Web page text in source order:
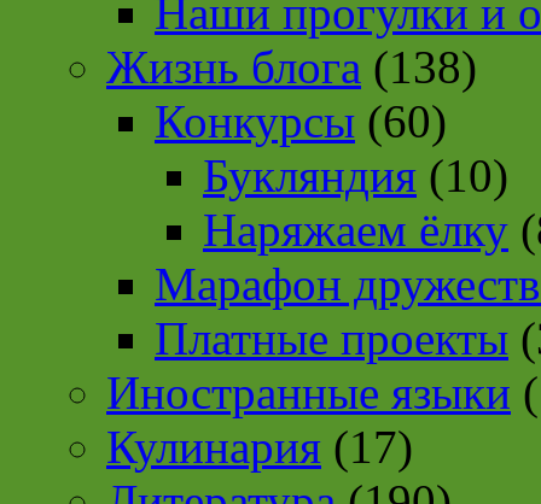
Наши прогулки и
Жизнь блога (138)
Конкурсы (60)
Букляндия (10)
Наряжаем ёлку
Марафон
Платные проекты
Иностранные языки
Кулинария (17)